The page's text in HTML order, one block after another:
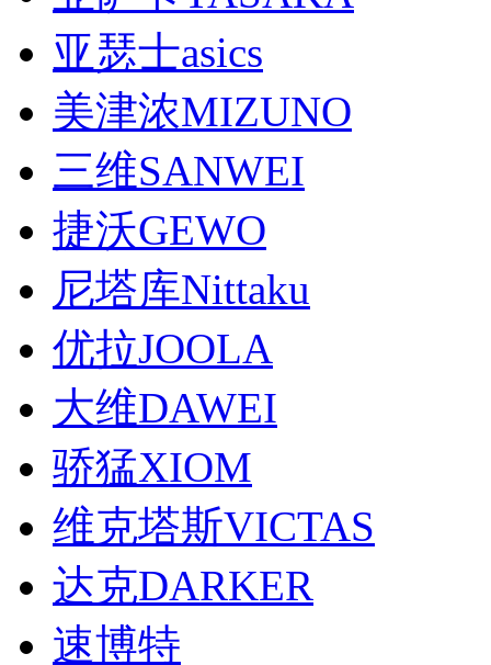
亚瑟士asics
美津浓MIZUNO
三维SANWEI
捷沃GEWO
尼塔库Nittaku
优拉JOOLA
大维DAWEI
骄猛XIOM
维克塔斯VICTAS
达克DARKER
速博特